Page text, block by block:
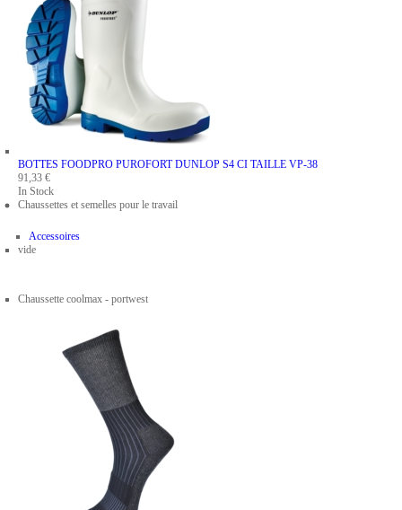
BOTTES FOODPRO PUROFORT DUNLOP S4 CI TAILLE VP-38
91,33 €
In Stock
Chaussettes et semelles pour le travail
Accessoires
vide
Chaussette coolmax - portwest